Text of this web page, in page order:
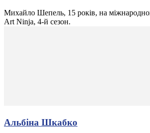
Михайло Шепель, 15 років, на
Art Ninja, 4-й сезон.
Альбіна Шкабко